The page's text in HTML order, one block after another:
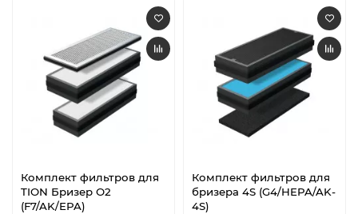
Комплект фильтров для
TION Бризер O2
(F7/AK/EPA)
Комплект фильтров для
бризера 4S (G4/HEPA/AK-
4S)